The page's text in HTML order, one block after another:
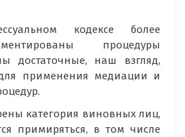
кодексе более
процедуры
достаточные, наш взгляд,
применения медиации и
категория виновных лиц,
примиряться, в том числе